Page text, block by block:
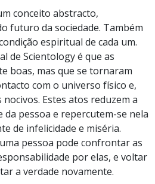
conceito abstracto,
futuro da sociedade. Também
espiritual de cada um.
de Scientology é que as
boas, mas que se tornaram
com o universo físico e,
Estes atos reduzem a
da pessoa e repercutem-se nela
de infelicidade e miséria.
pessoa pode confrontar as
por elas, e voltar
a verdade novamente.